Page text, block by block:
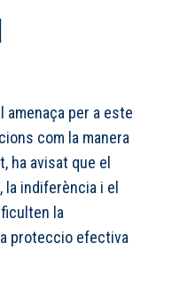
amenaça per a este
com la manera
ha avisat que el
indiferència i el
la
proteccio efectiva